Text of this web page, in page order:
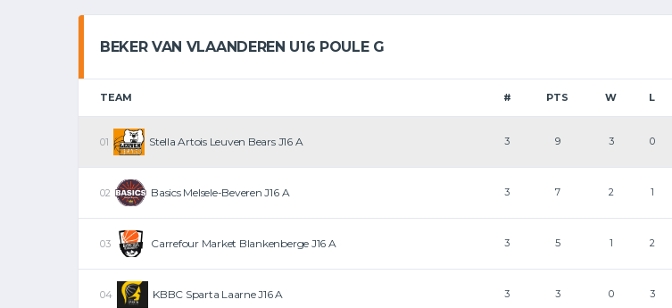
BEKER VAN VLAANDEREN U16 POULE G
TEAM # PTS W L
Stella Artois Leuven Bears J16 A 3 9 3 0
Basics Melsele-Beveren J16 A 3 7 2 1
Carrefour Market Blankenberge J16 A 3 5 1 2
KBBC Sparta Laarne J16 A 3 3 0 3